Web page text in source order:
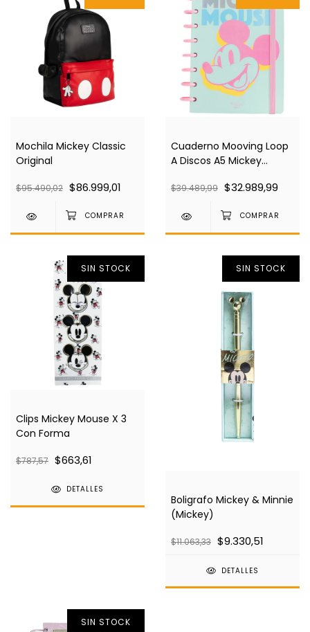
Mochila Mickey Classic
Original
$95.490,02 $86.999,01
Cuaderno Mooving Loop
A Discos A5 Mickey
$39.489,99 $32.989,99
SIN STOCK
Clips Mickey Mouse X 3
Con Forma
$787,57 $663,61
DETALLES
SIN STOCK
Boligrafo Mickey & Minnie
(Mickey)
$11.063,33 $9.330,51
DETALLES
SIN STOCK